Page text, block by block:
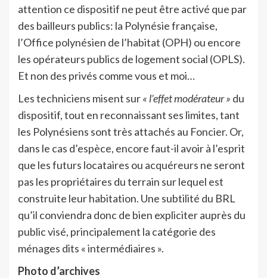
attention ce dispositif ne peut être activé que par
des bailleurs publics: la Polynésie française,
l’Office polynésien de l’habitat (OPH) ou encore
les opérateurs publics de logement social (OPLS).
Et non des privés comme vous et moi…
Les techniciens misent sur« l’effet modérateur » du
dispositif, tout en reconnaissant ses limites, tant
les Polynésiens sont très attachés au Foncier. Or,
dans le cas d’espèce, encore faut-il avoir à l’esprit
que les futurs locataires ou acquéreurs ne seront
pas les propriétaires du terrain sur lequel est
construite leur habitation. Une subtilité du BRL
qu’il conviendra donc de bien expliciter auprès du
public visé, principalement la catégorie des
ménages dits « intermédiaires ».
Photo d’archives